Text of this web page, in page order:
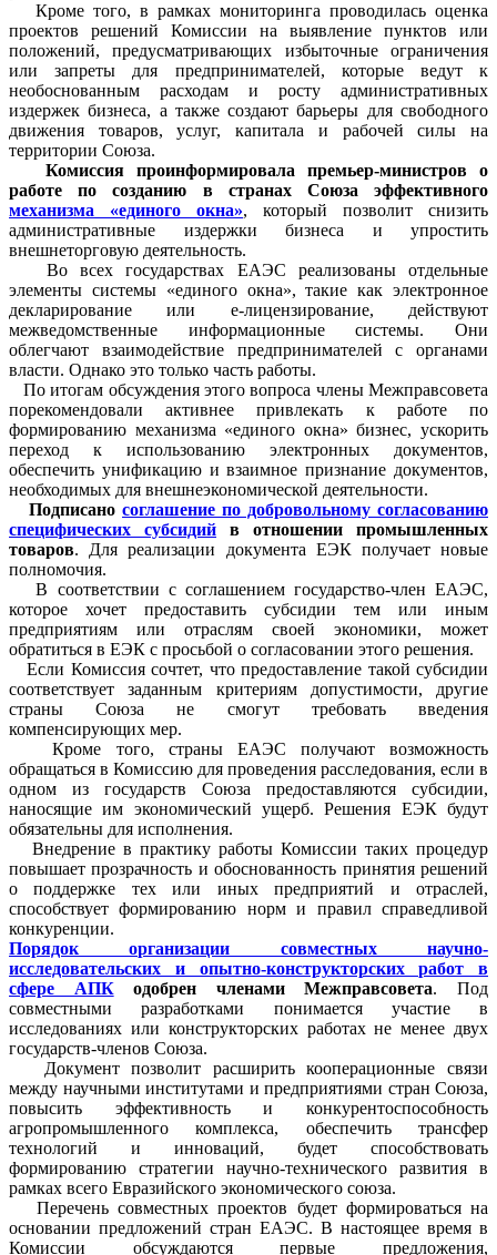
Кроме того, в рамках мониторинга проводилась оценка
проектов решений Комиссии на выявление пунктов или
положений, предусматривающих избыточные ограничения
или запреты для предпринимателей, которые ведут к
необоснованным расходам и росту административных
издержек бизнеса, а также создают барьеры для свободного
движения товаров, услуг, капитала и рабочей силы на
территории Союза.
Комиссия проинформировала премьер-министров о
работе по созданию в странах Союза эффективного
механизма «единого окна»​, который позволит снизить
административные издержки бизнеса и упростить
внешнеторговую деятельность.
Во всех государствах ЕАЭС реализованы отдельные
элементы системы «единого окна», такие как электронное
декларирование или е-лицензирование, действуют
межведомственные информационные системы. Они
облегчают взаимодействие предпринимателей с органами
власти. Однако это только часть работы.
По итогам обсуждения этого вопроса члены Межправсовета
порекомендовали активнее привлекать к работе по
формированию механизма «единого окна» бизнес, ускорить
переход к использованию электронных документов,
обеспечить унификацию и взаимное признание документов,
необходимых для внешнеэкономической деятельности.
Подписано соглашение по добровольному согласованию
специфических субсидий​ в отношении промышленных
товаров. Для реализации документа ЕЭК получает новые
полномочия.
В соответствии с соглашением государство-член ЕАЭС,
которое хочет предоставить субсидии тем или иным
предприятиям или отраслям своей экономики, может
обратиться в ЕЭК с просьбой о согласовании этого решения.
Если Комиссия сочтет, что предоставление такой субсидии
соответствует заданным критериям допустимости, другие
страны Союза не смогут требовать введения
компенсирующих мер.
Кроме того, страны ЕАЭС получают возможность
обращаться в Комиссию для проведения расследования, если в
одном из государств Союза предоставляются субсидии,
наносящие им экономический ущерб. Решения ЕЭК будут
обязательны для исполнения.
Внедрение в практику работы Комиссии таких процедур
повышает прозрачность и обоснованность принятия решений
о поддержке тех или иных предприятий и отраслей,
способствует формированию норм и правил справедливой
конкуренции.
Порядок организации совместных научно-
исследовательских и опытно-конструкторских работ в
сфере АПК​одобрен членами Межправсовета. Под
совместными разработками понимается участие в
исследованиях или конструкторских работах не менее двух
государств-членов Союза.
Документ позволит расширить кооперационные связи
между научными институтами и предприятиями стран Союза,
повысить эффективность и конкурентоспособность
агропромышленного комплекса, обеспечить трансфер
технологий и инноваций, будет способствовать
формированию стратегии научно-технического развития в
рамках всего Евразийского экономического союза.
Перечень совместных проектов будет формироваться на
основании предложений стран ЕАЭС. В настоящее время в
Комиссии обсуждаются первые предложения,